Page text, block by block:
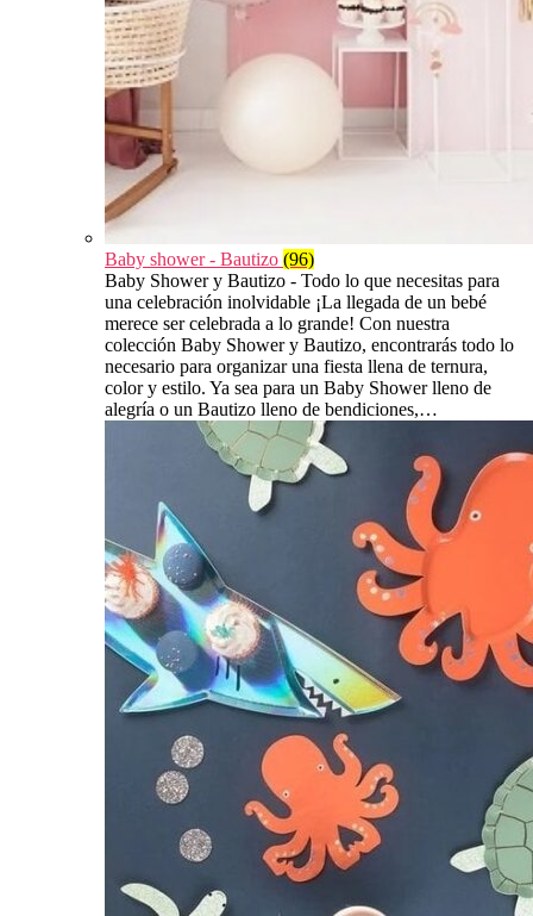
Baby shower - Bautizo (96)
Baby Shower y Bautizo - Todo lo que necesitas para
una celebración inolvidable ¡La llegada de un bebé
merece ser celebrada a lo grande! Con nuestra
colección Baby Shower y Bautizo, encontrarás todo lo
necesario para organizar una fiesta llena de ternura,
color y estilo. Ya sea para un Baby Shower lleno de
alegría o un Bautizo lleno de bendiciones,…